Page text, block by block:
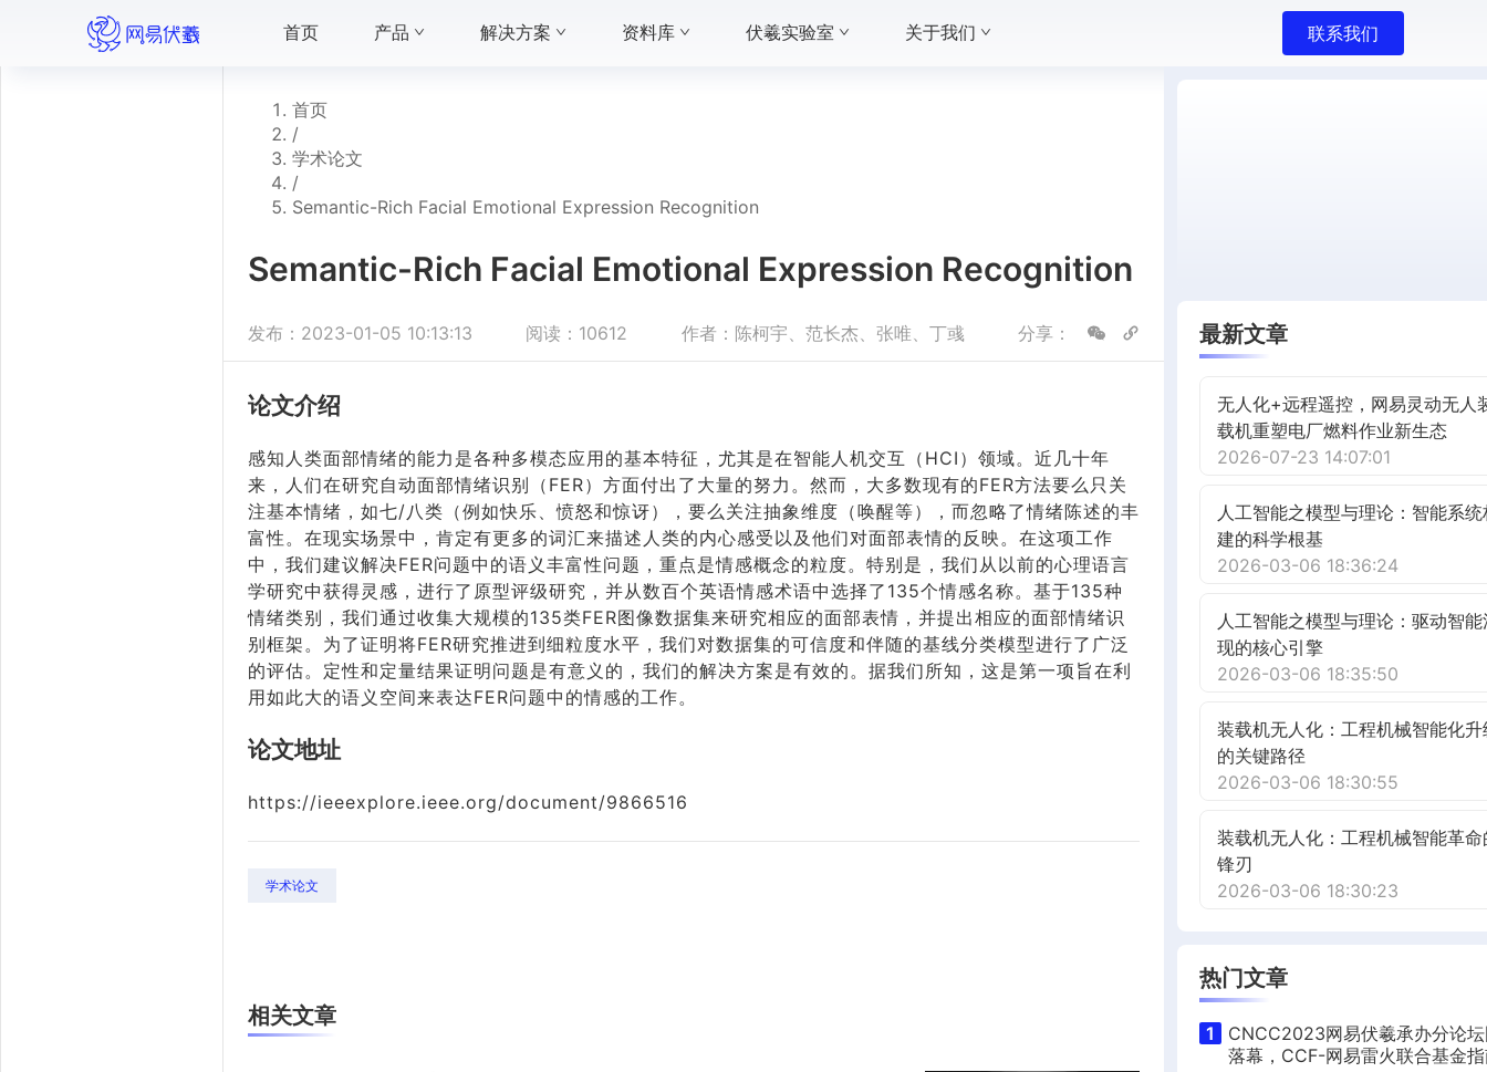
首页 产品 解决方案 资料库 伏羲实验室 关于我们 联系我们
首页
/
学术论文
/
Semantic-Rich Facial Emotional Expression Recognition
Semantic-Rich Facial Emotional Expression Recognition
发布： 2023-01-05 10:13:13 阅读： 10612 作者： 陈柯宇、范长杰、张唯、丁彧 分享：
论文介绍
感知人类面部情绪的能力是各种多模态应用的基本特征，尤其是在智能人机交互（HCI）领域。近几十年
来，人们在研究自动面部情绪识别（FER）方面付出了大量的努力。然而，大多数现有的FER方法要么只关
注基本情绪，如七/八类（例如快乐、愤怒和惊讶），要么关注抽象维度（唤醒等），而忽略了情绪陈述的丰
富性。在现实场景中，肯定有更多的词汇来描述人类的内心感受以及他们对面部表情的反映。在这项工作
中，我们建议解决FER问题中的语义丰富性问题，重点是情感概念的粒度。特别是，我们从以前的心理语言
学研究中获得灵感，进行了原型评级研究，并从数百个英语情感术语中选择了135个情感名称。基于135种
情绪类别，我们通过收集大规模的135类FER图像数据集来研究相应的面部表情，并提出相应的面部情绪识
别框架。为了证明将FER研究推进到细粒度水平，我们对数据集的可信度和伴随的基线分类模型进行了广泛
的评估。定性和定量结果证明问题是有意义的，我们的解决方案是有效的。据我们所知，这是第一项旨在利
用如此大的语义空间来表达FER问题中的情感的工作。
论文地址
https://ieeexplore.ieee.org/document/9866516
学术论文
相关文章
最新文章
无人化+远程遥控，网易灵动无人
载机重塑电厂燃料作业新生态
2026-07-23 14:07:01
人工智能之模型与理论：智能系统
建的科学根基
2026-03-06 18:36:24
人工智能之模型与理论：驱动智能
现的核心引擎
2026-03-06 18:35:50
装载机无人化：工程机械智能化升
的关键路径
2026-03-06 18:30:55
装载机无人化：工程机械智能革命
锋刃
2026-03-06 18:30:23
热门文章
1
CNCC2023网易伏羲承办分论
落幕，CCF-网易雷火联合基金